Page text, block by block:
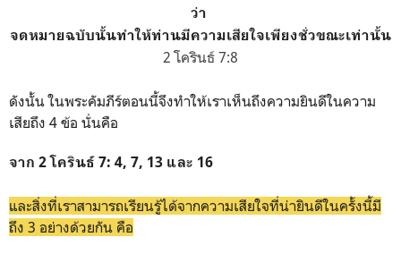
ว่า
จดหมายฉบับนั้นทำให้ท่านมีความเสียใจเพียงชั่วขณะเท่านั้น
2 โครินธ์ 7:8
ดังนั้น ในพระคัมภีร์ตอนนี้จึงทำให้เราเห็นถึงความยินดีในความ
เสียถึง 4 ข้อ นั่นคือ
จาก 2 โครินธ์ 7: 4, 7, 13 และ 16
และสิ่งที่เราสามารถเรียนรู้ได้จากความเสียใจที่น่ายินดีในครั้งนี้มี
ถึง 3 อย่างด้วยกัน คือ